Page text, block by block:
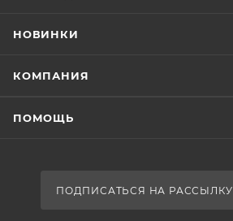
НОВИНКИ
КОМПАНИЯ
ПОМОЩЬ
ПОДПИСАТЬСЯ НА РАССЫЛКУ